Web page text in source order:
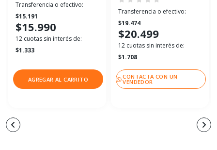
Transferencia o efectivo:
$15.191
$15.990
12 cuotas sin interés de:
$1.333
AGREGAR AL CARRITO
Transferencia o efectivo:
$19.474
$20.499
12 cuotas sin interés de:
$1.708
CONTACTA CON UN
VENDEDOR